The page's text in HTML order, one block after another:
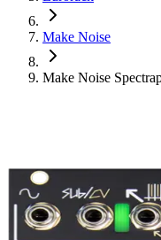
Make Noise
Make Noise